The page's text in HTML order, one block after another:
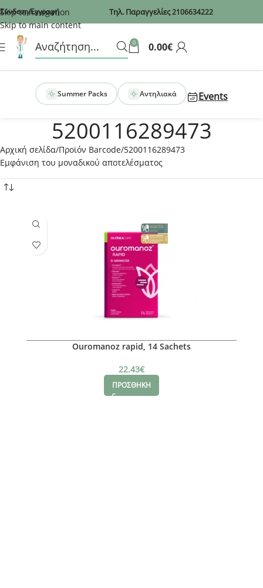
Recaptcha
Skip to navigation
Skip to main content
Σύνδεση/Εγγραφή Τηλ. Παραγγελίες2106634222
0 0.00€
Summer Packs Αντηλιακά Events
5200116289473
Αρχική σελίδα Προϊόν Barcode 5200116289473
Εμφάνιση του μοναδικού αποτελέσματος
Ouromanoz rapid, 14 Sachets
22.43€
ΠΡΟΣΘΗΚΗ